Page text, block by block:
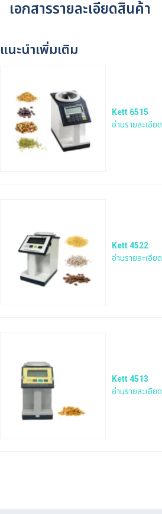
เอกสารรายละเอียดสินค้า
แนะนำเพิ่มเติม
Kett 6515
อ่านรายละเอียด
Kett 4522
อ่านรายละเอียด
Kett 4513
อ่านรายละเอียด